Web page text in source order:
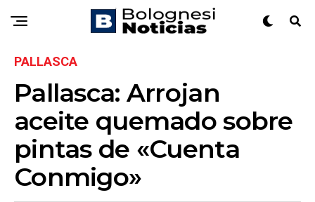
PALLASCA
Pallasca: Arrojan
aceite quemado sobre
pintas de «Cuenta
Conmigo»